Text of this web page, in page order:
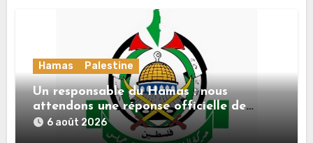
Hamas Palestine
Un responsable du Hamas : nous
attendons une réponse officielle de
Mladenov concernant la feuille de route
de la deuxième phase de l’accord
6 août 2026